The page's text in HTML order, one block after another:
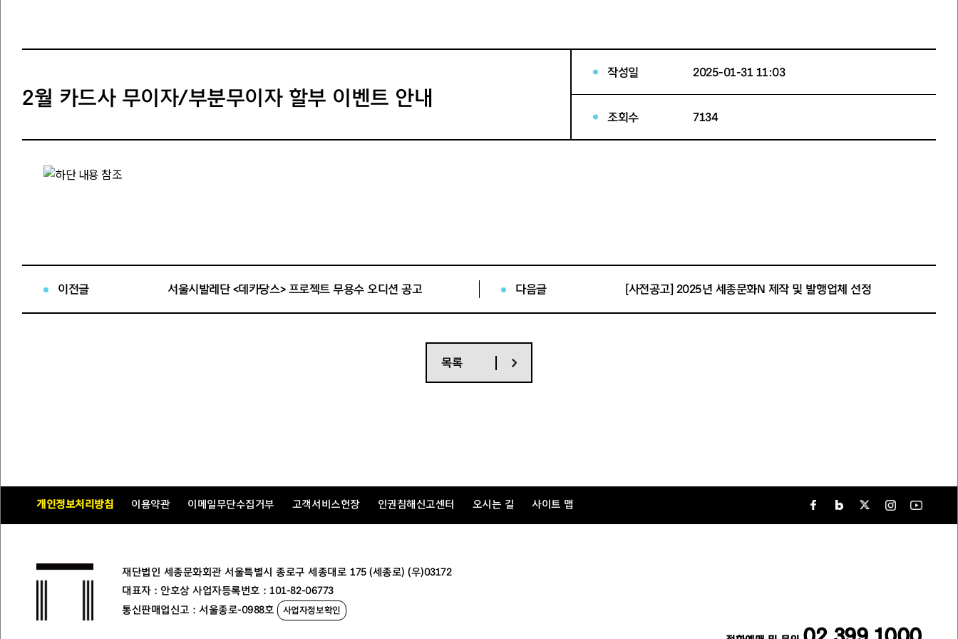
2월 카드사 무이자/부분무이자 할부 이벤트 안내
작성일 2025-01-31 11:03
조회수 7134
이전글 서울시발레단 <데카당스> 프로젝트 무용수 오디션 공고 다음글 [사전공고] 2025년 세종문화N 제작 및 발행업체 선정
목록
개인정보처리방침 이용약관 이메일무단수집거부 고객서비스헌장 인권침해신고센터 오시는 길 사이트 맵
재단법인 세종문화회관 서울특별시 종로구 세종대로 175 (세종로) (우)03172
대표자 : 안호상 사업자등록번호 : 101-82-06773
통신판매업신고 : 서울종로-0988호
사업자정보확인